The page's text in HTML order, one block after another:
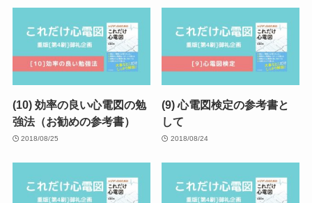
(10) 効率の良い心電図の勉
強法（お勧めの参考書）
2018/08/25
(9) 心電図検定の参考書と
して
2018/08/24